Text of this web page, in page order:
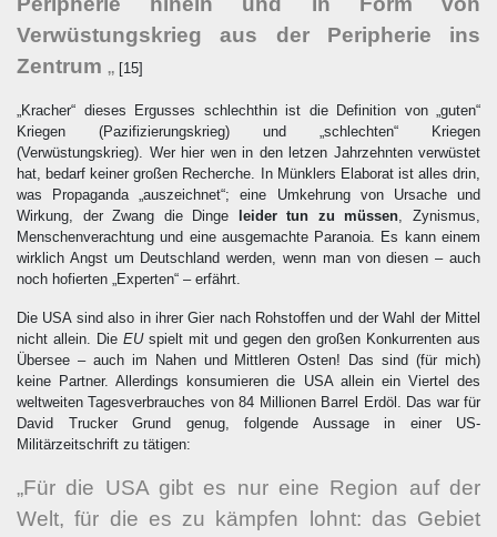
Verwüstungskrieg aus der Peripherie ins
Zentrum „ [15]
„Kracher“ dieses Ergusses schlechthin ist die Definition von „guten“
Kriegen (Pazifizierungskrieg) und „schlechten“ Kriegen
(Verwüstungskrieg). Wer hier wen in den letzen Jahrzehnten verwüstet
hat, bedarf keiner großen Recherche. In Münklers Elaborat ist alles drin,
was Propaganda „auszeichnet“; eine Umkehrung von Ursache und
Wirkung, der Zwang die Dinge
leider tun zu müssen, Zynismus,
Menschenverachtung und eine ausgemachte Paranoia. Es kann einem
wirklich Angst um Deutschland werden, wenn man von diesen – auch
noch hofierten „Experten“ – erfährt.
Die USA sind also in ihrer Gier nach Rohstoffen und der Wahl der Mittel
nicht allein. Die EUspielt mit und gegen den großen Konkurrenten aus
Übersee – auch im Nahen und Mittleren Osten! Das sind (für mich)
keine Partner. Allerdings konsumieren die USA allein ein Viertel des
weltweiten Tagesverbrauches von 84 Millionen Barrel Erdöl. Das war für
David Trucker Grund genug, folgende Aussage in einer US-
Militärzeitschrift zu tätigen:
„Für die USA gibt es nur eine Region auf der
Welt, für die es zu kämpfen lohnt: das Gebiet